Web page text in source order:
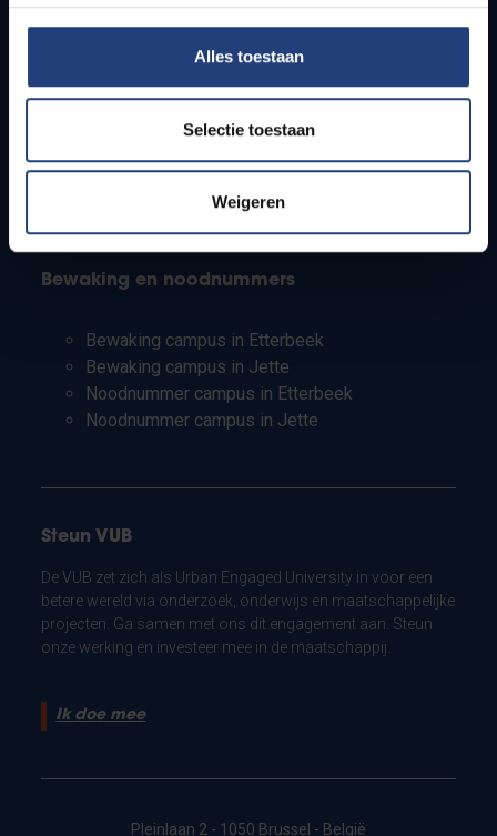
Alles toestaan
Selectie toestaan
Weigeren
Studenten
PhD-studenten
Leerkrachten en secundaire scholen
Bewaking en noodnummers
Bewaking campus in Etterbeek
Bewaking campus in Jette
Noodnummer campus in Etterbeek
Noodnummer campus in Jette
Steun VUB
De VUB zet zich als Urban Engaged University in voor een
betere wereld via onderzoek, onderwijs en maatschappelijke
projecten. Ga samen met ons dit engagement aan. Steun
onze werking en investeer mee in de maatschappij.
Ik doe mee
Pleinlaan 2 - 1050 Brussel - België